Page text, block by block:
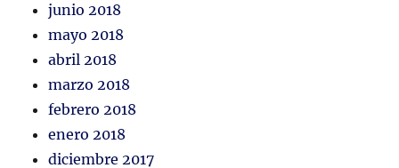
junio 2018
mayo 2018
abril 2018
marzo 2018
febrero 2018
enero 2018
diciembre 2017